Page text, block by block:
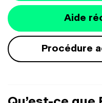
Aide
Procédure